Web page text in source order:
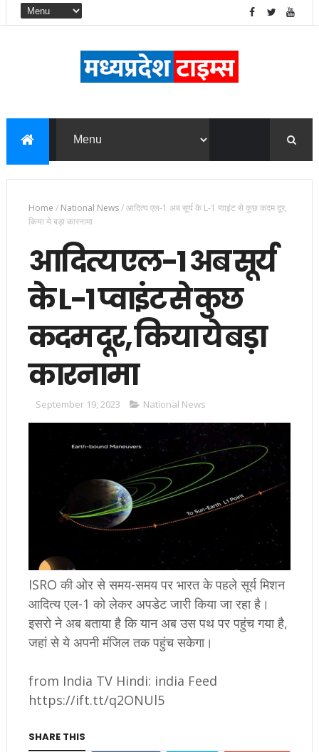
Home / National News/आदित्य एल-1 अब सूर्य के L-1 प्वाइंट से कुछ कदम दूर,
किया ये बड़ा कारनामा
आदित्य एल-1 अब सूर्य
के L-1 प्वाइंट से कुछ
कदम दूर, किया ये बड़ा
कारनामा
September 19, 2023 National News
ISRO की ओर से समय-समय पर भारत के पहले सूर्य मिशन
आदित्य एल-1 को लेकर अपडेट जारी किया जा रहा है।
इसरो ने अब बताया है कि यान अब उस पथ पर पहुंच गया है,
जहां से ये अपनी मंजिल तक पहुंच सकेगा।
from India TV Hindi: india Feed
https://ift.tt/q2ONUl5
SHARE THIS